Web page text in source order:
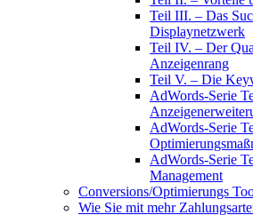
Teil III. – Das
Displaynetzwerk
Teil IV. – Der
Anzeigenrang
Teil V. – Die
AdWords-Serie
AdWords-Serie
AdWords-Serie
Management
Conversions/Optimierungs
Wie Sie mit mehr